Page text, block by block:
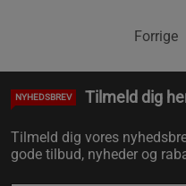
Forrige
NYHEDSBREV Tilmeld dig
Tilmeld dig vores
gode tilbud, nyheder og